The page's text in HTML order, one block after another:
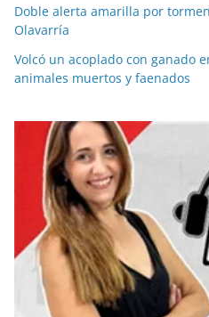
Doble alerta amarilla por
Olavarría
Volcó un acoplado con ganado
animales muertos y faenados